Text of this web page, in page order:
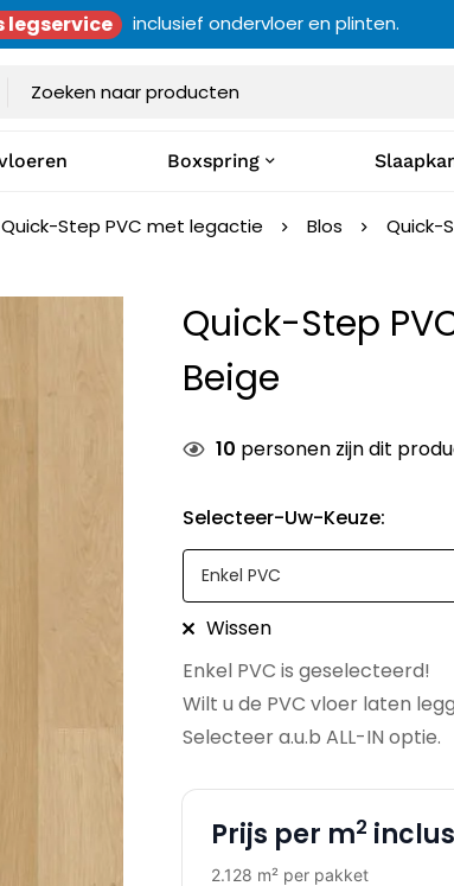
legservice inclusief ondervloer en plinten.
Boxspring
Quick-Step PVC met legactie Blos Quick-
Quick-Step
Beige
10 personen zijn dit
Selecteer-Uw-Keuze:
Wissen
Enkel PVC is geselecteerd!
Wilt u de PVC vloer laten
Selecteer a.u.b ALL-IN optie.
Prijs per m2
2.128 m² per pakket